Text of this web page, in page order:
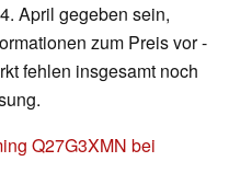
April gegeben sein,
zum Preis vor -
fehlen insgesamt noch
Q27G3XMN bei